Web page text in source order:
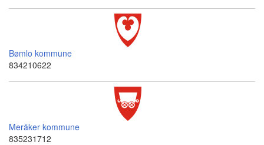
Bømlo kommune
834210622
Meråker kommune
835231712